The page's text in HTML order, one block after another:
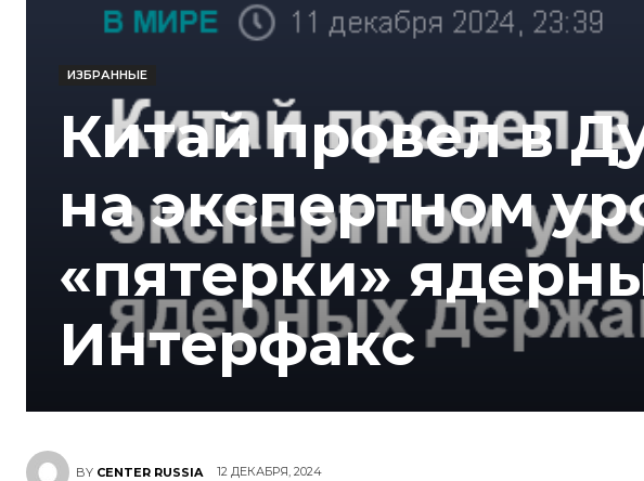
ИЗБРАННЫЕ
Китай провел в
на экспертном
«пятерки»
Интерфакс
BY CENTER RUSSIA 12 ДЕКАБРЯ, 2024